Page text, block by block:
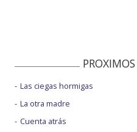
Las ciegas hormigas
La otra madre
Cuenta atrás